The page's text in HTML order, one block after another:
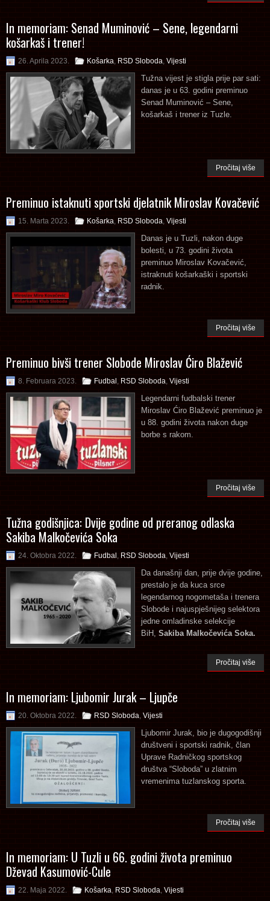
In memoriam: Senad Muminović – Sene, legendarni
košarkaš i trener!
26. Aprila 2023. Košarka RSD Sloboda Vijesti
Tužna vijest je stigla prije par sati:
danas je u 63. godini preminuo
Senad Muminović – Sene,
košarkaš i trener iz Tuzle.
Pročitaj više
Preminuo istaknuti sportski djelatnik Miroslav Kovačević
15. Marta 2023. Košarka RSD Sloboda Vijesti
Danas je u Tuzli, nakon duge
bolesti, u 73. godini života
preminuo Miroslav Kovačević,
istraknuti košarkaški i sportski
radnik.
Pročitaj više
Preminuo bivši trener Slobode Miroslav Ćiro Blažević
8. Februara 2023. Fudbal RSD Sloboda Vijesti
Legendarni fudbalski trener
Miroslav Ćiro Blažević preminuo je
u 88. godini života nakon duge
borbe s rakom.
Pročitaj više
Tužna godišnjica: Dvije godine od preranog odlaska
Sakiba Malkočevića Soka
24. Oktobra 2022. Fudbal RSD Sloboda Vijesti
Da današnji dan, prije dvije godine,
prestalo je da kuca srce
legendarnog nogometaša i trenera
Slobode i najuspješnijeg selektora
jedne omladinske selekcije
BiH, Sakiba Malkočevića Soka.
Pročitaj više
In memoriam: Ljubomir Jurak – Ljupče
20. Oktobra 2022. RSD Sloboda Vijesti
Ljubomir Jurak, bio je dugogodišnji
društveni i sportski radnik, član
Uprave Radničkog sportskog
društva “Sloboda” u zlatnim
vremenima tuzlanskog sporta.
Pročitaj više
In memoriam: U Tuzli u 66. godini života preminuo
Dževad Kasumović-Cule
22. Maja 2022. Košarka RSD Sloboda Vijesti